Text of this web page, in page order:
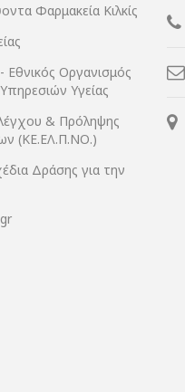
Φαρμακεία Κιλκίς
Εθνικός Οργανισμός
Υγείας
& Πρόληψης
(ΚΕ.ΕΛ.Π.ΝΟ.)
Δράσης για την